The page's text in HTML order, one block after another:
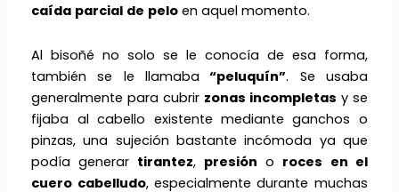
caída parcial de pelo en aquel momento.
Al bisoñé no solo se le conocía de esa forma,
también se le llamaba “peluquín”. Se usaba
generalmente para cubrir zonas incompletas y se
fijaba al cabello existente mediante ganchos o
pinzas, una sujeción bastante incómoda ya que
podía generar tirantez, presión o roces en el
cuero cabelludo, especialmente durante muchas